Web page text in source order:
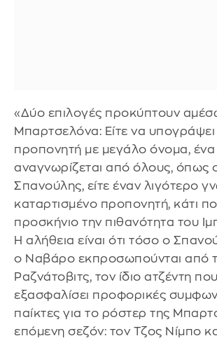
«Δύο επιλογές προκύπτουν
Μπαρτσελόνα: Είτε να υπογράψει
προπονητή με μεγάλο όνομα,
αναγνωρίζεται από όλους, όπως
Σπανούλης, είτε έναν λιγότερο
καταρτισμένο προπονητή, κάτι
προσκήνιο την πιθανότητα του
Η αλήθεια είναι ότι τόσο ο
ο Ναβάρο εκπροσωπούνται από
Ραζνάτοβιτς, τον ίδιο ατζέντη
εξασφαλίσει προφορικές
παίκτες για το ρόστερ της
επόμενη σεζόν: τον Τζος Νίμπο